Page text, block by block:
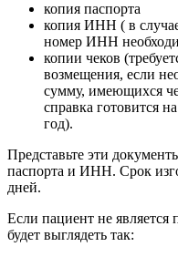
копия паспорта
копия ИНН ( в
номер ИНН
копии чеков
возмещения, если
сумму, имеющихся
справка готовится
год).
Представьте эти
паспорта и ИНН. Срок
дней.
Если пациент не является
будет выглядеть так: